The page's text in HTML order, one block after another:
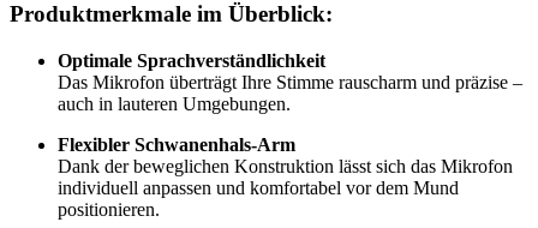
Produktmerkmale im Überblick:
Optimale Sprachverständlichkeit
Das Mikrofon überträgt Ihre Stimme rauscharm und präzise –
auch in lauteren Umgebungen.
Flexibler Schwanenhals-Arm
Dank der beweglichen Konstruktion lässt sich das Mikrofon
individuell anpassen und komfortabel vor dem Mund
positionieren.